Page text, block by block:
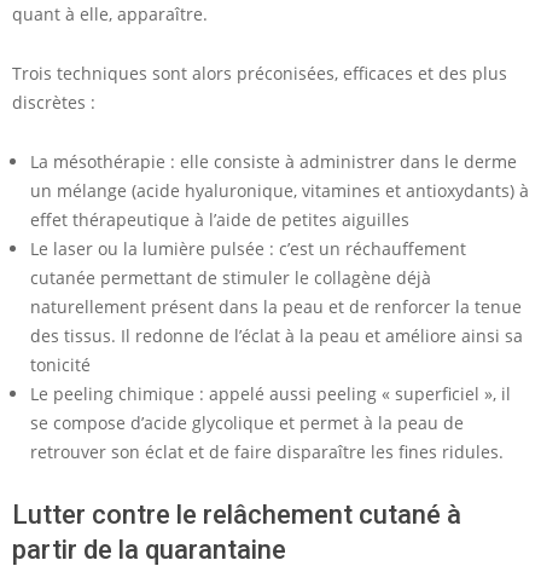
quant à elle, apparaître.
Trois techniques sont alors préconisées, efficaces et des plus
discrètes :
La mésothérapie : elle consiste à administrer dans le derme
un mélange (acide hyaluronique, vitamines et antioxydants) à
effet thérapeutique à l’aide de petites aiguilles
Le laser ou la lumière pulsée : c’est un réchauffement
cutanée permettant de stimuler le collagène déjà
naturellement présent dans la peau et de renforcer la tenue
des tissus. Il redonne de l’éclat à la peau et améliore ainsi sa
tonicité
Le peeling chimique : appelé aussi peeling « superficiel », il
se compose d’acide glycolique et permet à la peau de
retrouver son éclat et de faire disparaître les fines ridules.
Lutter contre le relâchement cutané à
partir de la quarantaine